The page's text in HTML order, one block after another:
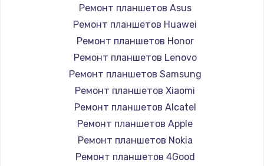
Ремонт планшетов Asus
Ремонт планшетов Huawei
Ремонт планшетов Honor
Ремонт планшетов Lenovo
Ремонт планшетов Samsung
Ремонт планшетов Xiaomi
Ремонт планшетов Alcatel
Ремонт планшетов Apple
Ремонт планшетов Nokia
Ремонт планшетов 4Good